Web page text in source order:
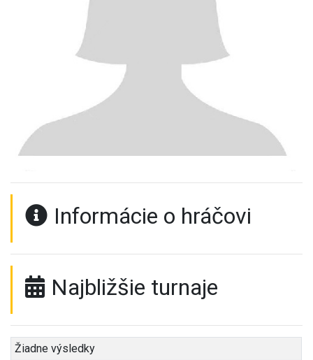
Informácie o hráčovi
Najbližšie turnaje
Žiadne výsledky